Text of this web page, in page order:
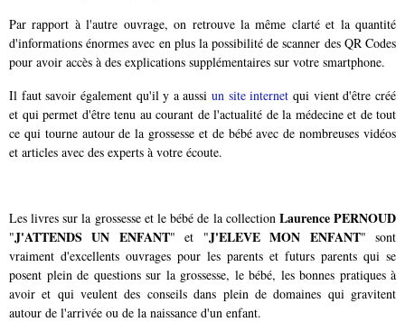
Par rapport à l'autre ouvrage, on retrouve la même clarté et la quantité
d'informations énormes avec en plus la possibilité de scanner des QR Codes
pour avoir accès à des explications supplémentaires sur votre smartphone.
Il faut savoir également qu'il y a aussiun site internet qui vient d'être créé
et qui permet d'être tenu au courant de l'actualité de la médecine et de tout
ce qui tourne autour de la grossesse et de bébé avec de nombreuses vidéos
et articles avec des experts à votre écoute.
Les livres sur la grossesse et le bébé de la collection Laurence PERNOUD
"J'ATTENDS UN ENFANT" et "J'ELEVE MON ENFANT" sont
vraiment d'excellents ouvrages pour les parents et futurs parents qui se
posent plein de questions sur la grossesse, le bébé, les bonnes pratiques à
avoir et qui veulent des conseils dans plein de domaines qui gravitent
autour de l'arrivée ou de la naissance d'un enfant.